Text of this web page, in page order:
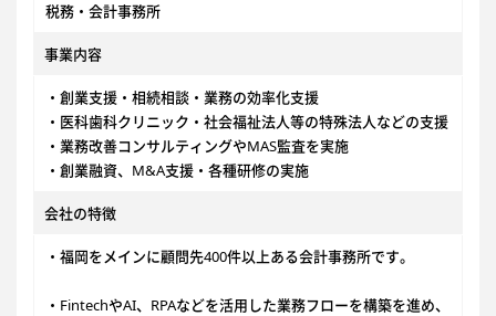
税務・会計事務所
事業内容
・創業支援・相続相談・業務の効率化支援
・医科歯科クリニック・社会福祉法人等の特殊法人などの支援
・業務改善コンサルティングやMAS監査を実施
・創業融資、M&A支援・各種研修の実施
会社の特徴
・福岡をメインに顧問先400件以上ある会計事務所です。
・FintechやAI、RPAなどを活用した業務フローを構築を進め、